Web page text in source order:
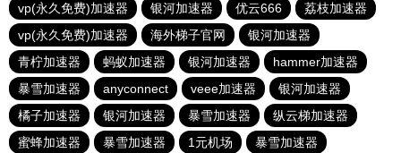
vp(永久免费)加速器
银河加速器 优云666
荔枝加速器
vp(永久免费)加速器
海外梯子官网
银河加速器
青柠加速器
蚂蚁加速器 银河加速器
hammer加速器
暴雪加速器
anyconnect veee加速器
银河加速器
橘子加速器
银河加速器 暴雪加速器
纵云梯加速器
蜜蜂加速器
暴雪加速器 1元机场 暴雪加速器